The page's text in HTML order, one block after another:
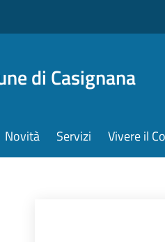
di Casignana
Novità Servizi Vivere il